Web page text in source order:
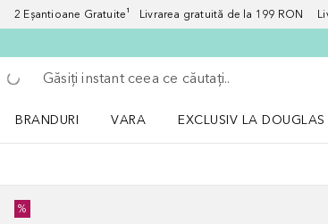
2 Eșantioane Gratuite¹ Livrarea gratuită de la 199 RON
Înapoi
Executați căutarea
BRANDURI
VARA
EXCLUSIV LA DOUGLAS
%